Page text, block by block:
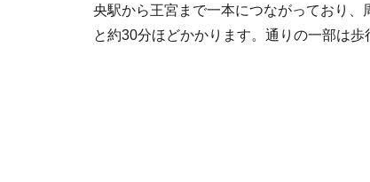
央駅から王宮まで一本につながっており、
と約30分ほどかかります。通りの一部は歩